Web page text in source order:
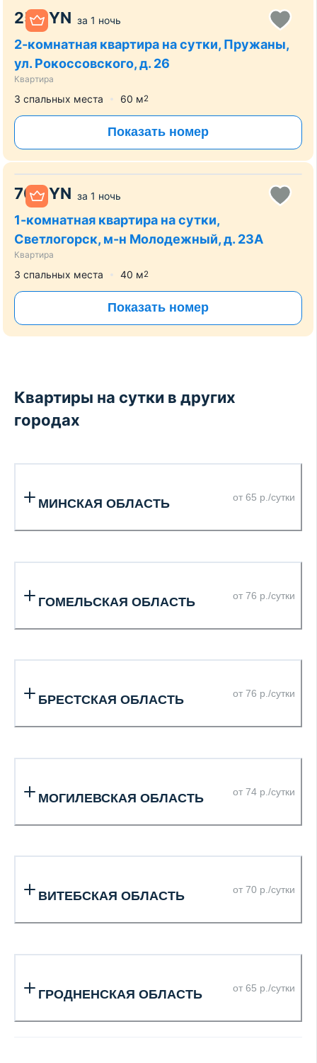
25 BYN за 1 ночь
2-комнатная квартира на сутки, Пружаны,
ул. Рокоссовского, д. 26
Квартира
3 спальных места 60 м2
Показать номер
70 BYN за 1 ночь
1-комнатная квартира на сутки,
Светлогорск, м-н Молодежный, д. 23А
Квартира
3 спальных места 40 м2
Показать номер
Квартиры на сутки в других
городах
МИНСКАЯ ОБЛАСТЬ от 65 р./сутки
ГОМЕЛЬСКАЯ ОБЛАСТЬ от 76 р./сутки
БРЕСТСКАЯ ОБЛАСТЬ от 76 р./сутки
МОГИЛЕВСКАЯ ОБЛАСТЬ от 74 р./сутки
ВИТЕБСКАЯ ОБЛАСТЬ от 70 р./сутки
ГРОДНЕНСКАЯ ОБЛАСТЬ от 65 р./сутки